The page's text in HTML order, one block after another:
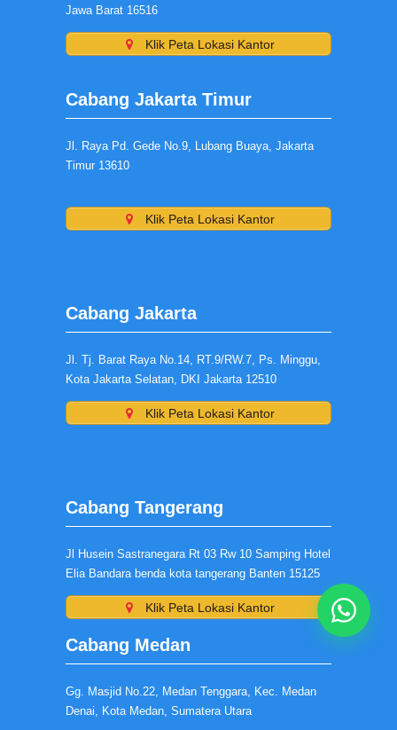
Jawa Barat 16516
Klik Peta Lokasi Kantor
Cabang Jakarta Timur
Jl. Raya Pd. Gede No.9, Lubang Buaya, Jakarta
Timur 13610
Klik Peta Lokasi Kantor
Cabang Jakarta
Jl. Tj. Barat Raya No.14, RT.9/RW.7, Ps. Minggu,
Kota Jakarta Selatan, DKI Jakarta 12510
Klik Peta Lokasi Kantor
Cabang Tangerang
Jl Husein Sastranegara Rt 03 Rw 10 Samping Hotel
Elia Bandara benda kota tangerang Banten 15125
Klik Peta Lokasi Kantor
Cabang Medan
Gg. Masjid No.22, Medan Tenggara, Kec. Medan
Denai, Kota Medan, Sumatera Utara